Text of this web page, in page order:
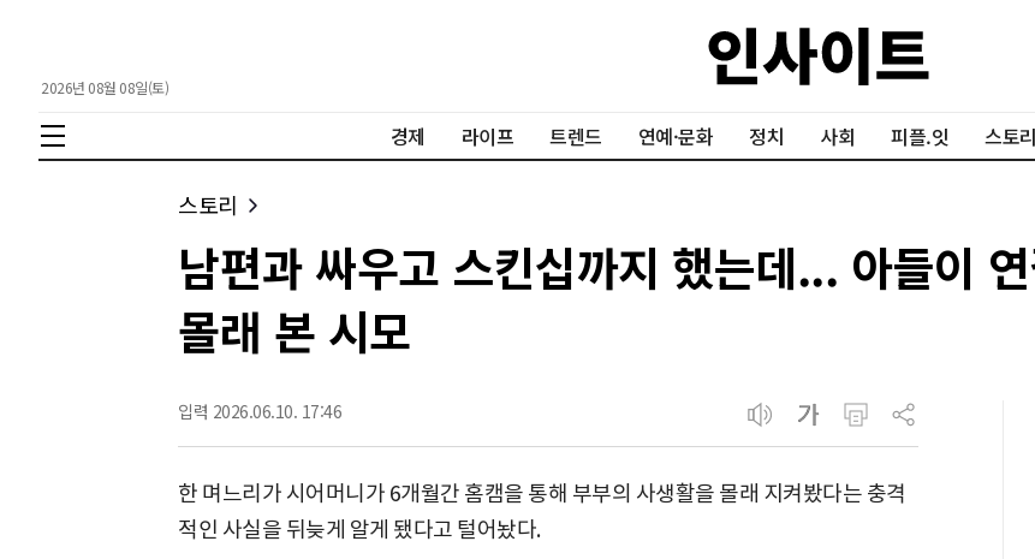
2026년 08월 08일(토)
경제 라이프 트렌드 연예·문화 정치 사회 피플.잇 스토리
스토리
남편과 싸우고 스킨십까지 했는데... 아들이
몰래 본 시모
입력 2026.06.10. 17:46
한 며느리가 시어머니가 6개월간 홈캠을 통해 부부의 사생활을 몰래 지켜봤다는 충격
적인 사실을 뒤늦게 알게 됐다고 털어놨다.